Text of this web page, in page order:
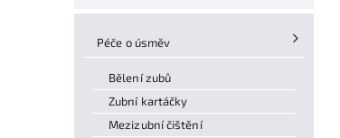
Péče o úsměv
Bělení zubů
Zubní kartáčky
Mezizubní čištění